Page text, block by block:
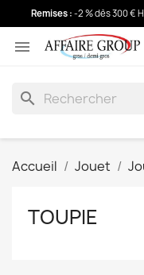
Remises : -2 % dès 300 €

search
Accueil Jouet
TOUPIE